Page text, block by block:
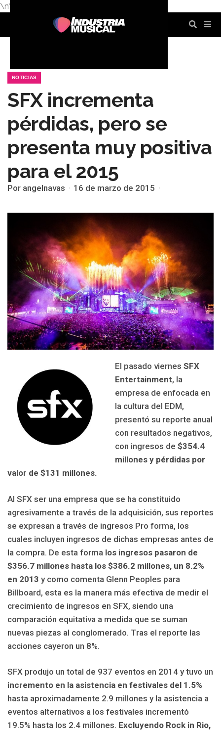
\n\n
NOTICIAS
SFX incrementa
pérdidas, pero se
presenta muy positiva
para el 2015
Por angelnavas 16 de marzo de 2015
El pasado viernesSFX
Entertainment, la
empresa de enfocada en
la cultura del EDM,
presentó su reporte anual
con resultados negativos,
con ingresos de $354.4
millones y pérdidas por
valor de $131 millones.
Al SFX ser una empresa que se ha constituido
agresivamente a través de la adquisición, sus reportes
se expresan a través de ingresos Pro forma, los
cuales incluyen ingresos de dichas empresas antes de
la compra. De esta forma los ingresos pasaron de
$356.7 millones hasta los $386.2 millones, un 8.2%
en 2013 y como comenta Glenn Peoples para
Billboard, esta es la manera más efectiva de medir el
crecimiento de ingresos en SFX, siendo una
comparación equitativa a medida que se suman
nuevas piezas al conglomerado. Tras el reporte las
acciones cayeron un 8%.
SFX produjo un total de 937 eventos en 2014 y tuvo un
incremento en la asistencia en festivales del 1.5%
hasta aproximadamente 2.9 millones y la asistencia a
eventos alternativos a los festivales incrementó
19.5% hasta los 2.4 millones. Excluyendo Rock in Rio,